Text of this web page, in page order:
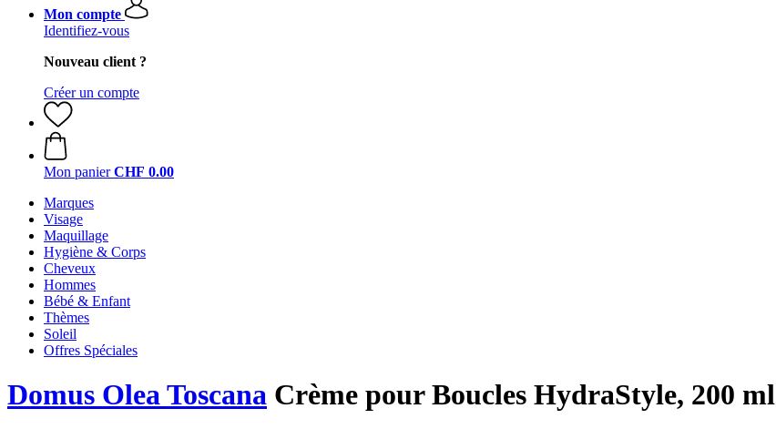
Mon compte
Identifiez-vous
Nouveau client ?
Créer un compte
Mon panier CHF 0.00
Marques
Visage
Maquillage
Hygiène & Corps
Cheveux
Hommes
Bébé & Enfant
Thèmes
Soleil
Offres Spéciales
Domus Olea Toscana Crème pour Boucles HydraStyle, 200 ml